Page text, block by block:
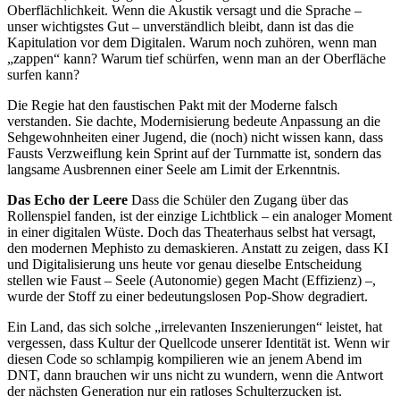
Oberflächlichkeit. Wenn die Akustik versagt und die Sprache –
unser wichtigstes Gut – unverständlich bleibt, dann ist das die
Kapitulation vor dem Digitalen. Warum noch zuhören, wenn man
„zappen“ kann? Warum tief schürfen, wenn man an der Oberfläche
surfen kann?
Die Regie hat den faustischen Pakt mit der Moderne falsch
verstanden. Sie dachte, Modernisierung bedeute Anpassung an die
Sehgewohnheiten einer Jugend, die (noch) nicht wissen kann, dass
Fausts Verzweiflung kein Sprint auf der Turnmatte ist, sondern das
langsame Ausbrennen einer Seele am Limit der Erkenntnis.
Das Echo der Leere Dass die Schüler den Zugang über das
Rollenspiel fanden, ist der einzige Lichtblick – ein analoger Moment
in einer digitalen Wüste. Doch das Theaterhaus selbst hat versagt,
den modernen Mephisto zu demaskieren. Anstatt zu zeigen, dass KI
und Digitalisierung uns heute vor genau dieselbe Entscheidung
stellen wie Faust – Seele (Autonomie) gegen Macht (Effizienz) –,
wurde der Stoff zu einer bedeutungslosen Pop-Show degradiert.
Ein Land, das sich solche „irrelevanten Inszenierungen“ leistet, hat
vergessen, dass Kultur der Quellcode unserer Identität ist. Wenn wir
diesen Code so schlampig kompilieren wie an jenem Abend im
DNT, dann brauchen wir uns nicht zu wundern, wenn die Antwort
der nächsten Generation nur ein ratloses Schulterzucken ist.